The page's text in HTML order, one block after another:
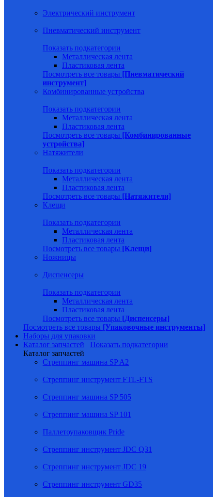
Электрический инструмент
Пневматический инструмент
Показать подкатегории
Металлическая лента
Пластиковая лента
Посмотреть все товары [Пневматический
инструмент]
Комбинированные устройства
Показать подкатегории
Металлическая лента
Пластиковая лента
Посмотреть все товары [Комбинированные
устройства]
Натяжители
Показать подкатегории
Металлическая лента
Пластиковая лента
Посмотреть все товары [Натяжители]
Клещи
Показать подкатегории
Металлическая лента
Пластиковая лента
Посмотреть все товары [Клещи]
Ножницы
Диспенсеры
Показать подкатегории
Металлическая лента
Пластиковая лента
Посмотреть все товары [Диспенсеры]
Посмотреть все товары [Упаковочные инструменты]
Наборы для упаковки
Каталог запчастей
Показать подкатегории
Каталог запчастей
Стреппинг машина SP A2
Стреппинг инструмент FTL-FTS
Стреппинг машина SP 505
Стреппинг машина SP 101
Паллетоупаковщик Pride
Стреппинг инструмент JDC Q31
Стреппинг инструмент JDC 19
Стреппинг инструмент GD35